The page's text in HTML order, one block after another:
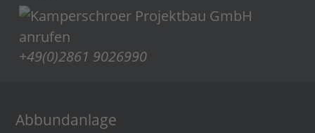
+49(0)2861 9026990
Abbundanlage